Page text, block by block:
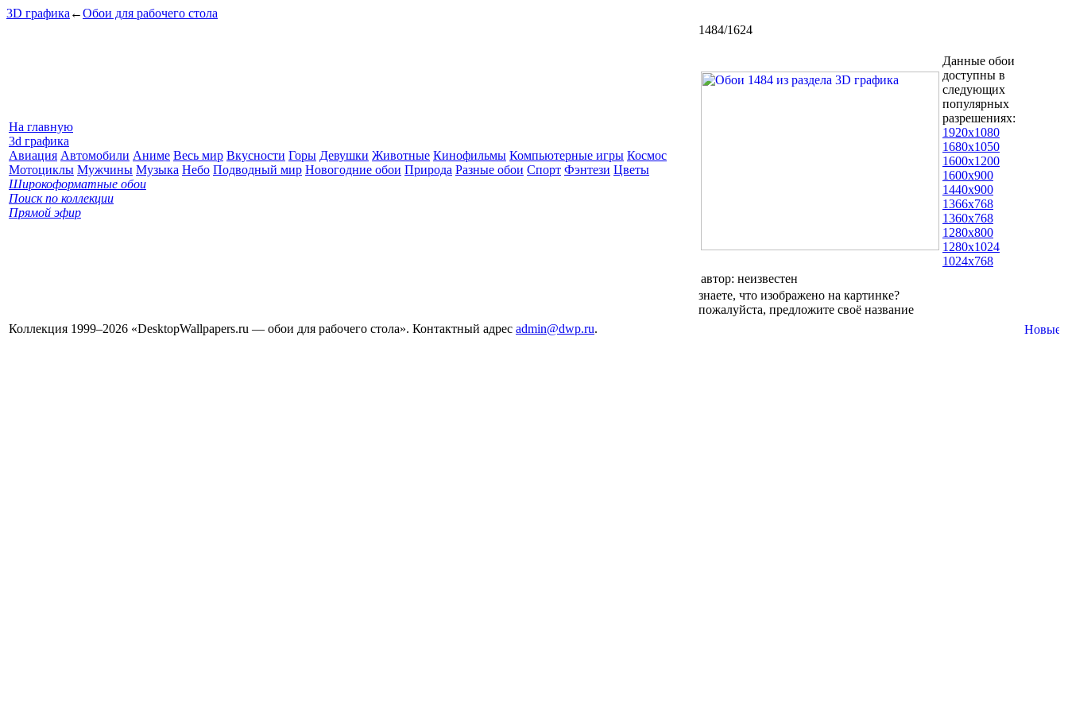
3D графика ←Обои для рабочего стола
На главную
3d графика
Авиация Автомобили Аниме Весь мир Вкусности Горы Девушки Животные Кинофильмы Компьютерные игры Космос
Мотоциклы Мужчины Музыка Небо Подводный мир Новогодние обои Природа Разные обои Спорт Фэнтези Цветы
Широкоформатные обои
Поиск по коллекции
Прямой эфир
1484/1624
Данные обои
доступны в
следующих
популярных
разрешениях:
1920x1080
1680x1050
1600x1200
1600x900
1440x900
1366x768
1360x768
1280x800
1280x1024
1024x768
автор: неизвестен
знаете, что изображено на картинке?
пожалуйста, предложите своё название
Коллекция 1999–2026 «DesktopWallpapers.ru — обои для рабочего стола». Контактный адрес admin@dwp.ru.